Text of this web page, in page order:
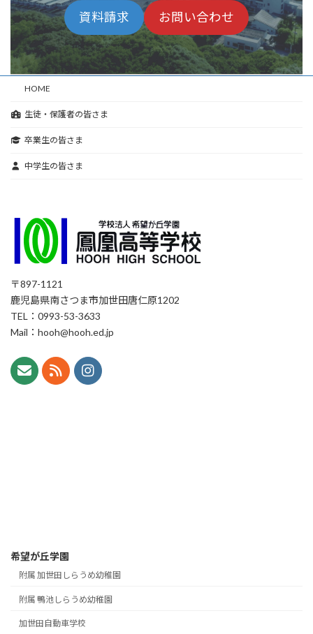
資料請求
グ
ル
ー
プ
リ
ク
お問い合わせ
グ
ル
ー
プ
リ
HOME
生徒・保護者の皆さま
卒業生の皆さま
中学生の皆さま
〒897-1121
鹿児島県南さつま市加世田唐仁原1202
TEL：0993-53-3633
Mail：hooh@hooh.ed.jp
希望が丘学園
附属 加世田しらうめ幼稚園
附属 鴨池しらうめ幼稚園
加世田自動車学校